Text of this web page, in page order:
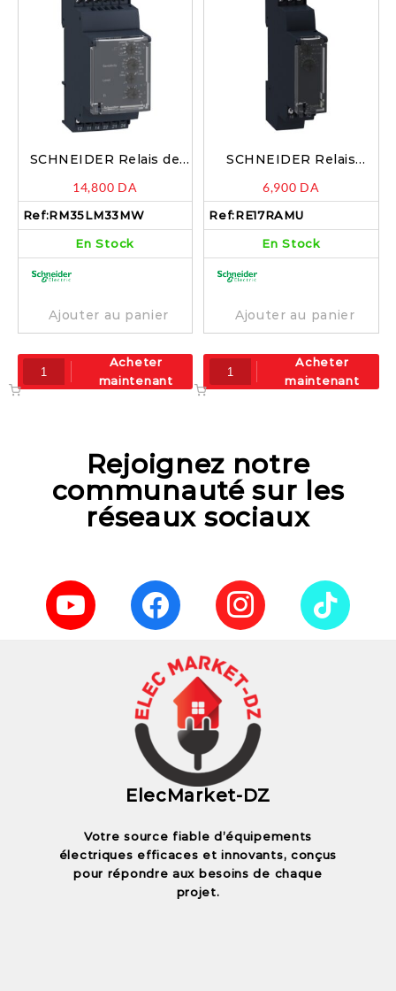
SCHNEIDER Relais de
RM35LM33MW
14,800 DA
Ref:RM35LM33MW
En Stock
Ajouter au panier
Acheter
maintenant
SCHNEIDER Relais
24Vcc 24 à 240Vca –
RE17RAMU
6,900 DA
Ref:RE17RAMU
En Stock
Ajouter au panier
Acheter
maintenant
Rejoignez notre
communauté sur les
réseaux sociaux
ElecMarket-DZ
Votre source fiable d’équipements
électriques efficaces et innovants, conçus
pour répondre aux besoins de chaque
projet.